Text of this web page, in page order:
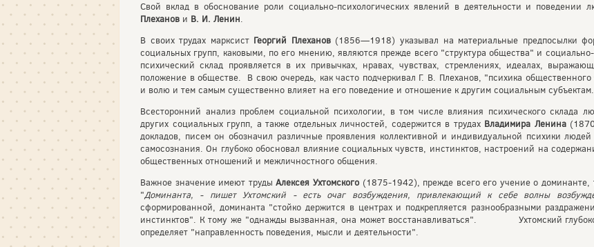
Свой вклад в обоснование роли социально-психологических явлений в деятельности и
Плеханов и В. И. Ленин.
В своих трудах марксист Георгий Плеханов(1856—1918) указывал на материальные предпосылки
социальных групп, каковыми, по его мнению, являются прежде всего "структура общества" и
психический склад проявляется в их привычках, нравах, чувствах, стремлениях, идеалах,
положение в обществе. В свою очередь, как часто подчеркивал Г. В. Плеханов, "психика
и волю и тем самым существенно влияет на его поведение и отношение к другим социальным субъектам.
Всесторонний анализ проблем социальной психологии, в том числе влияния психического склада
других социальных групп, а также отдельных личностей, содержится в трудах Владимира Ленина
докладов, писем он обозначил различные проявления коллективной и индивидуальной психики
самосознания. Он глубоко обосновал влияние социальных чувств, инстинктов, настроений на
общественных отношений и межличностного общения.
Важное значение имеют трудыАлексея Ухтомского(1875-1942), прежде всего его учение о
"Доминанта, - пишет Ухтомский - есть очаг возбуждения, привлекающий к себе волны
сформированной, доминанта "стойко держится в центрах и подкрепляется разнообразными
инстинктов". К тому же "однажды вызванная, она может восстанавливаться". Ухтомский глубоко
определяет "направленность поведения, мысли и деятельности".